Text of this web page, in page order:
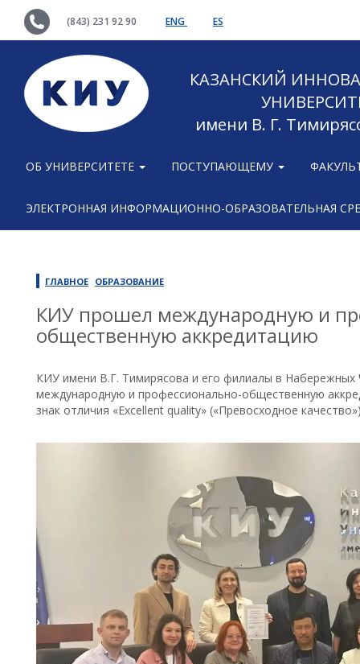
(843) 231 92 90 ENG ES
КАЗАНСКИЙ
имени В. Г.
ОБ УНИВЕРСИТЕТЕ ПОСТУПАЮЩЕМУ
ЭЛЕКТРОННАЯ ИНФОРМАЦИОННО-ОБРАЗОВАТЕЛЬНАЯ
ГЛАВНОЕ ОБРАЗОВАНИЕ
КИУ прошел международную и
общественную аккредитацию
КИУ имени В.Г. Тимирясова и его филиалы в
международную и профессионально-общественную
знак отличия «Excellent quality» («Превосходное